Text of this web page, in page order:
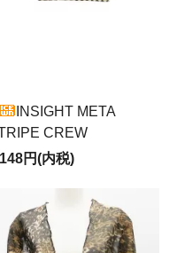
INSIGHT META
CREW
円(内税)